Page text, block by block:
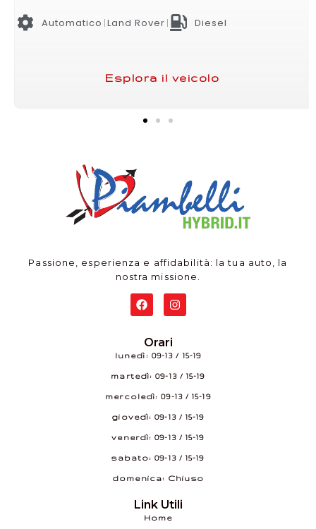
Manuale Ford Diesel
Esplora il veicolo
Passione, esperienza e affidabilità: la tua auto, la
nostra missione.
Orari
lunedì: 09–13 / 15–19
martedì: 09–13 / 15–19
mercoledì: 09–13 / 15–19
giovedì: 09–13 / 15–19
venerdì: 09–13 / 15–19
sabato: 09–13 / 15–19
domenica: Chiuso
Link Utili
Home